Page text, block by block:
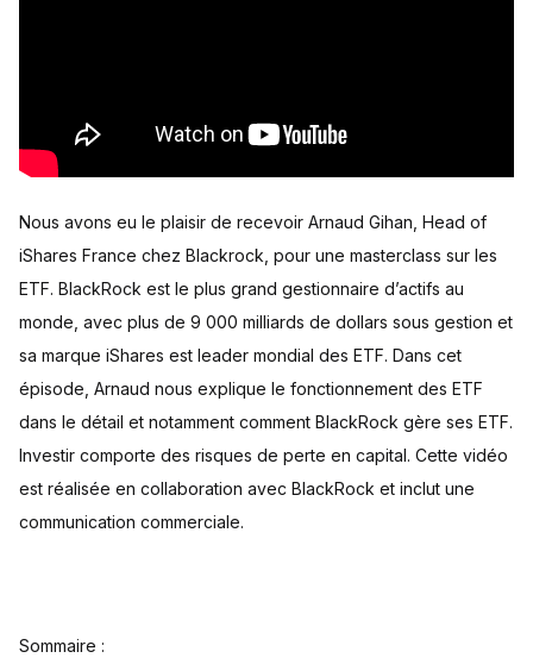
Nous avons eu le plaisir de recevoir Arnaud Gihan, Head of
iShares France chez Blackrock, pour une masterclass sur les
ETF. BlackRock est le plus grand gestionnaire d’actifs au
monde, avec plus de 9 000 milliards de dollars sous gestion et
sa marque iShares est leader mondial des ETF. Dans cet
épisode, Arnaud nous explique le fonctionnement des ETF
dans le détail et notamment comment BlackRock gère ses ETF.
Investir comporte des risques de perte en capital. Cette vidéo
est réalisée en collaboration avec BlackRock et inclut une
communication commerciale.
Sommaire :